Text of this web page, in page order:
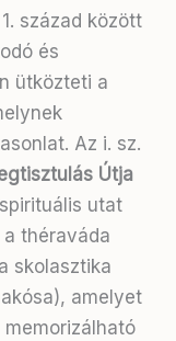
század között
és
ütközteti a
. Az i. sz.
Útja
utat
théraváda
skolasztika
amelyet
memorizálható